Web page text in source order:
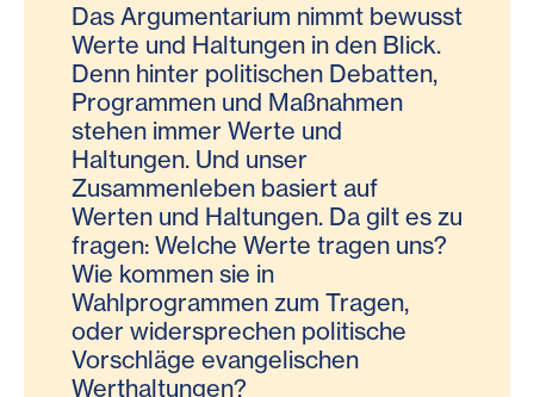
Das Argumentarium nimmt bewusst
Werte und Haltungen in den Blick.
Denn hinter politischen Debatten,
Programmen und Maßnahmen
stehen immer Werte und
Haltungen. Und unser
Zusammenleben basiert auf
Werten und Haltungen. Da gilt es zu
fragen: Welche Werte tragen uns?
Wie kommen sie in
Wahlprogrammen zum Tragen,
oder widersprechen politische
Vorschläge evangelischen
Werthaltungen?